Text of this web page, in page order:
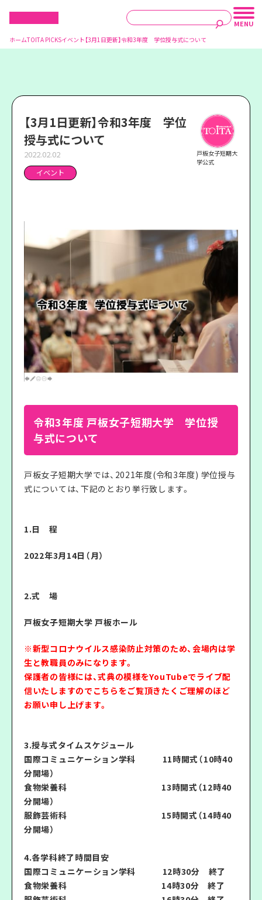
ホームTOITA PICKSイベント 【3月1日更新】令和3年度 学位授与式について
【3月1日更新】令和3年度 学位
授与式について
2022.02.02
イベント
戸板女子短期大
学公式
令和3年度 戸板女子短期大学 学位授
与式について
戸板女子短期大学では、2021年度(令和3年度) 学位授与
式については、下記のとおり挙行致します。
1.日 程
2022年3月14日（月）
2.式 場
戸板女子短期大学 戸板ホール
※新型コロナウイルス感染防止対策のため、会場内は学
生と教職員のみになります。
保護者の皆様には、式典の模様をYouTubeでライブ配
信いたしますのでこちらをご覧頂きたくご理解のほど
お願い申し上げます。
3.授与式タイムスケジュール
国際コミュニケーション学科 11時開式（10時40
分開場）
食物栄養科 13時開式（12時40
分開場）
服飾芸術科 15時開式（14時40
分開場）
4.各学科終了時間目安
国際コミュニケーション学科 12時30分 終了
食物栄養科 14時30分 終了